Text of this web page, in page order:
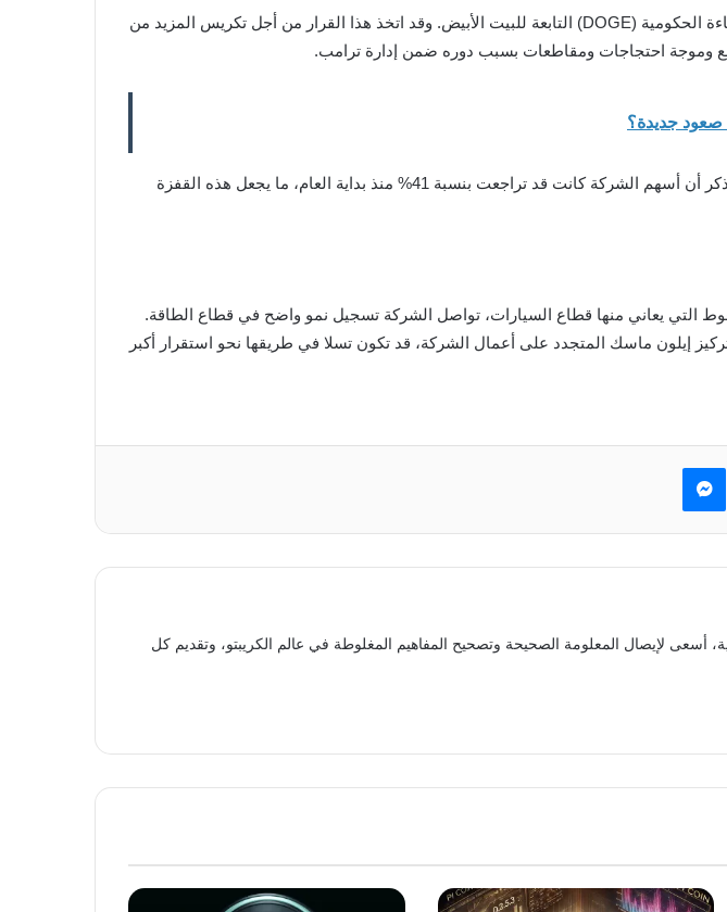
خلال مكالمة الأرباح، أعلن الرئيس التنفيذي إيلون ماسك عن تقليص مشاركته في وزارة الكفاءة الحكومية (DOGE) التابعة للبيت الأبيض. وقد اتخذ هذا القرار من أجل تكريس المزيد من
وموجة احتجاجات ومقاطعات بسبب دوره ضمن إدارة ترامب.
ورحبت الأسواق بإعلان ماسك، إذ ارتفعت أسهم تسلا بنحو 5% في تداولات ما بعد الإغلاق. ويُذكر أن أسهم الشركة كانت قد تراجعت بنسبة 41% منذ بداية العام، ما يجعل هذه القفزة
فعلى الرغم من الضغوط التي يعاني منها قطاع السيارات، تواصل الشركة تسجيل نمو واضح في قطاع الطاقة.
إيلون ماسك المتجدد على أعمال الشركة، قد تكون تسلا في طريقها نحو استقرار أكبر
ماسنجر
أسعى لإيصال المعلومة الصحيحة وتصحيح المفاهيم المغلوطة في عالم الكريبتو، وتقديم كل